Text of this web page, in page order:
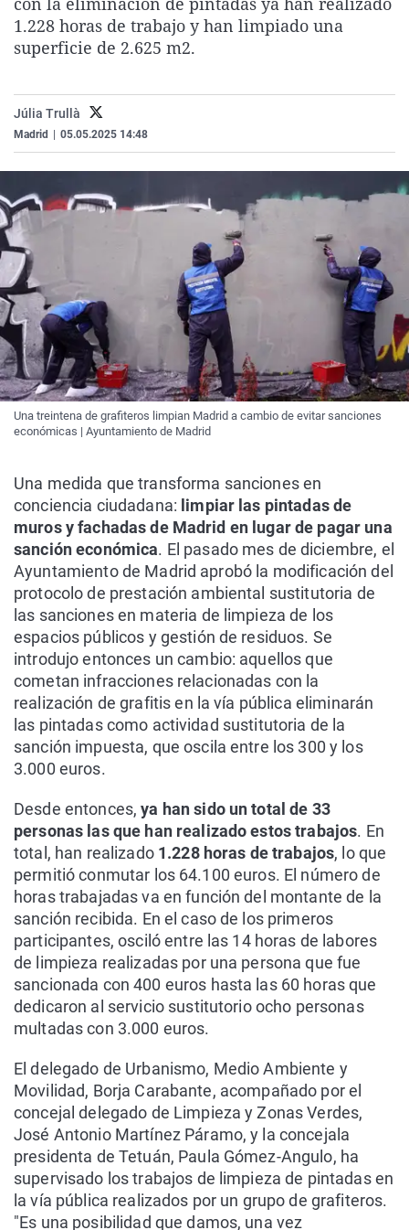
La rosa de los vientos
Caso
Extremadura
Virales
1.228 horas de trabajo y han limpiado una
superficie de 2.625 m2.
Júlia Trullà
Madrid 05.05.2025 14:48
Una treintena de grafiteros limpian Madrid a cambio de evitar sanciones
económicas | Ayuntamiento de Madrid
Una medida que transforma sanciones en
conciencia ciudadana: limpiar las pintadas de
muros y fachadas de Madrid en lugar de pagar una
sanción económica. El pasado mes de diciembre, el
Ayuntamiento de Madrid aprobó la modificación del
protocolo de prestación ambiental sustitutoria de
las sanciones en materia de limpieza de los
espacios públicos y gestión de residuos. Se
introdujo entonces un cambio: aquellos que
cometan infracciones relacionadas con la
realización de grafitis en la vía pública eliminarán
las pintadas como actividad sustitutoria de la
sanción impuesta, que oscila entre los 300 y los
3.000 euros.
Desde entonces,ya han sido un total de 33
personas las que han realizado estos trabajos. En
total, han realizado1.228 horas de trabajos, lo que
permitió conmutar los 64.100 euros. El número de
horas trabajadas va en función del montante de la
sanción recibida. En el caso de los primeros
participantes, osciló entre las 14 horas de labores
de limpieza realizadas por una persona que fue
sancionada con 400 euros hasta las 60 horas que
dedicaron al servicio sustitutorio ocho personas
multadas con 3.000 euros.
El delegado de Urbanismo, Medio Ambiente y
Movilidad, Borja Carabante, acompañado por el
concejal delegado de Limpieza y Zonas Verdes,
José Antonio Martínez Páramo, y la concejala
presidenta de Tetuán, Paula Gómez-Angulo, ha
supervisado los trabajos de limpieza de pintadas en
la vía pública realizados por un grupo de grafiteros.
"Es una posibilidad que damos, una vez